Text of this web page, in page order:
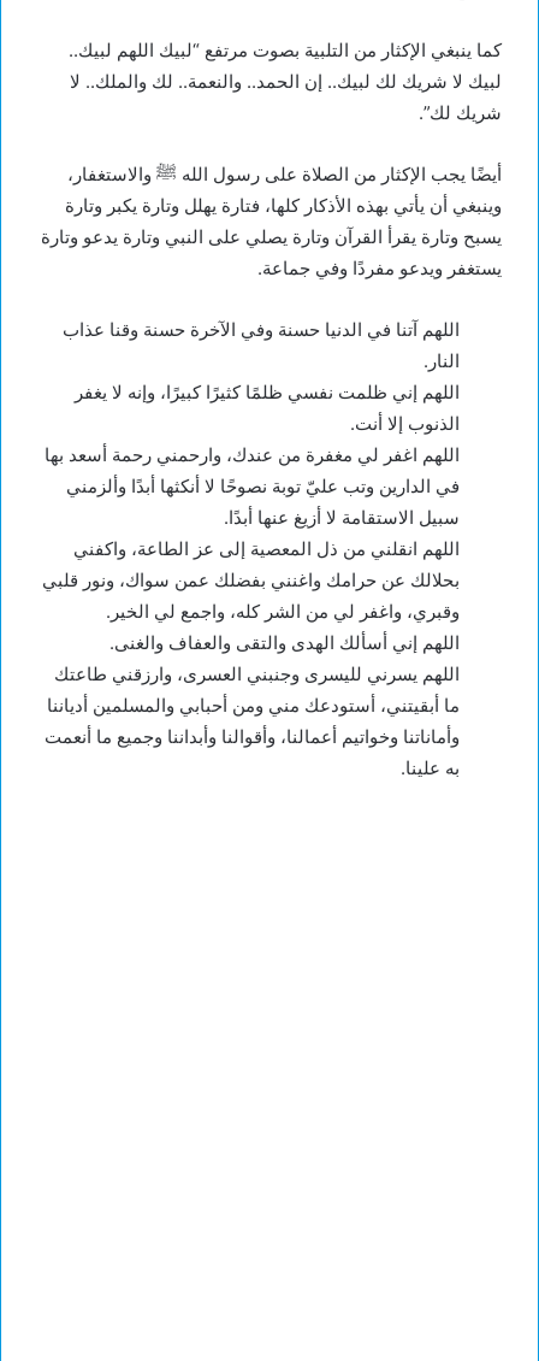
كما ينبغي الإكثار من التلبية بصوت مرتفع “لبيك اللهم لبيك..
لبيك لا شريك لك لبيك.. إن الحمد.. والنعمة.. لك والملك.. لا
شريك لك”.
أيضًا يجب الإكثار من الصلاة على رسول الله ﷺ والاستغفار،
وينبغي أن يأتي بهذه الأذكار كلها، فتارة يهلل وتارة يكبر وتارة
يسبح وتارة يقرأ القرآن وتارة يصلي على النبي وتارة يدعو وتارة
يستغفر ويدعو مفردًا وفي جماعة.
اللهم آتنا في الدنيا حسنة وفي الآخرة حسنة وقنا عذاب
النار.
اللهم إني ظلمت نفسي ظلمًا كثيرًا كبيرًا، وإنه لا يغفر
الذنوب إلا أنت.
اللهم اغفر لي مغفرة من عندك، وارحمني رحمة أسعد بها
في الدارين وتب عليّ توبة نصوحًا لا أنكثها أبدًا وألزمني
سبيل الاستقامة لا أزيغ عنها أبدًا.
اللهم انقلني من ذل المعصية إلى عز الطاعة، واكفني
بحلالك عن حرامك واغنني بفضلك عمن سواك، ونور قلبي
وقبري، واغفر لي من الشر كله، واجمع لي الخير.
اللهم إني أسألك الهدى والتقى والعفاف والغنى.
اللهم يسرني لليسرى وجنبني العسرى، وارزقني طاعتك
ما أبقيتني، أستودعك مني ومن أحبابي والمسلمين أدياننا
وأماناتنا وخواتيم أعمالنا، وأقوالنا وأبداننا وجميع ما أنعمت
به علينا.